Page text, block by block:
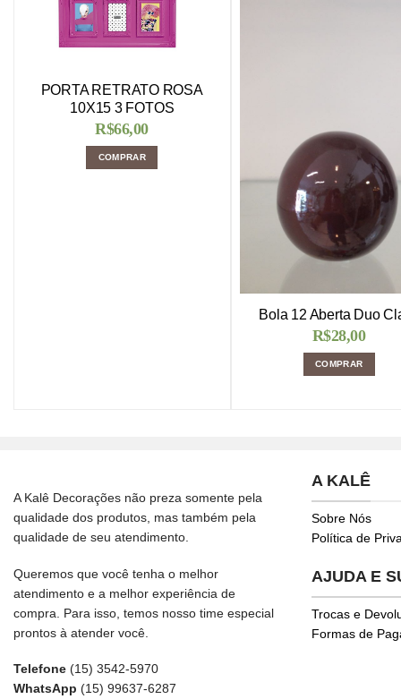
PORTA RETRATO ROSA
10X15 3 FOTOS
R$66,00
COMPRAR
Bola 12 Aberta Duo
R$28,00
COMPRAR
A Kalê Decorações não preza somente pela
qualidade dos produtos, mas também pela
qualidade de seu atendimento.
Queremos que você tenha o melhor
atendimento e a melhor experiência de
compra. Para isso, temos nosso time especial
prontos à atender você.
Telefone (15) 3542-5970
WhatsApp (15) 99637-6287
A KALÊ
Sobre Nós
Política de
AJUDA E
Trocas e
Formas de